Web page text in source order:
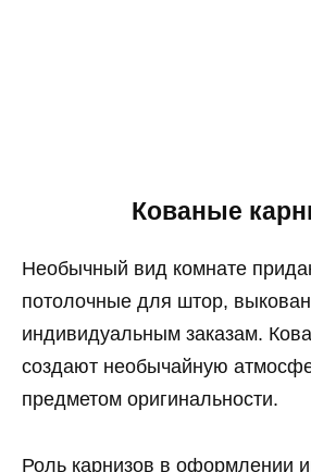
Кованые
Необычный вид комнате
потолочные для штор,
индивидуальным заказам.
создают необычайную
предметом оригинальности.
Роль карнизов в оформлении